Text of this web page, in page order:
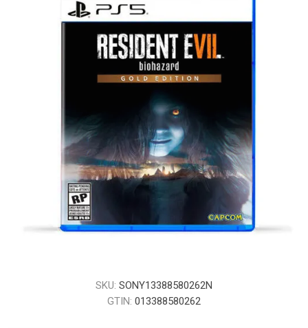
SKU: SONY13388580262N
GTIN: 013388580262